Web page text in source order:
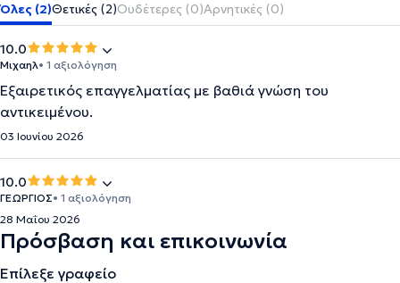
Όλες (2)Θετικές (2)Ουδέτερες (0)Αρνητικές (0)
10.0
Μιχαηλ• 1 αξιολόγηση
Εξαιρετικός επαγγελματίας με βαθιά γνώση του
αντικειμένου.
03 Ιουνίου 2026
10.0
ΓΕΩΡΓΙΟΣ• 1 αξιολόγηση
28 Μαΐου 2026
Πρόσβαση και επικοινωνία
Επίλεξε γραφείο